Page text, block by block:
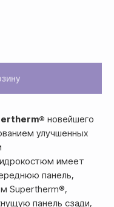
новейшего
улучшенных
имеет
панель,
Supertherm®,
панель сзади,